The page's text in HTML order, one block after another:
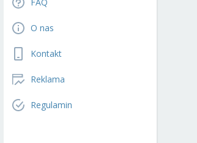
O nas
Kontakt
Reklama
Regulamin